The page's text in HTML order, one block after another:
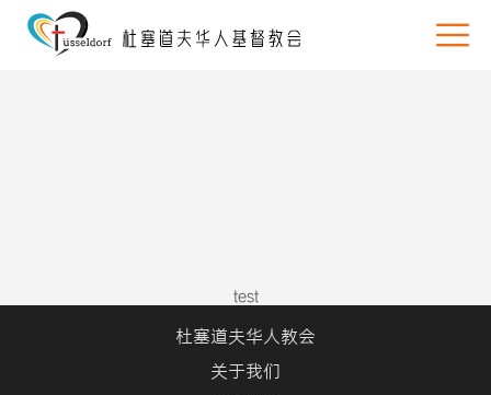
test
杜塞道夫华人教会
关于我们